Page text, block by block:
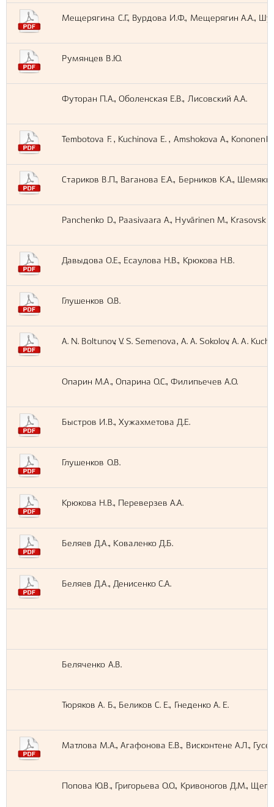
Мещерягина С.Г., Вурдова И.Ф., Мещерягин А.А.,
Румянцев В.Ю.
Футоран П.А., Оболенская Е.В., Лисовский А.А.
Tembotova F. , Kuchinova E. , Amshokova A.,
Стариков В.П., Ваганова Е.А., Берников К.А.,
Panchenko D., Paasivaara A., Hyvärinen M., Krasovskij
Давыдова О.Е., Есаулова Н.В., Крюкова Н.В.
Глушенков О.В.
A. N. Boltunov, V. S. Semenova, A. A. Sokolov, A. A.
Опарин М.А., Опарина О.С., Филипьечев А.О.
Быстров И.В., Хужахметова Д.Е.
Глушенков О.В.
Крюкова Н.В., Переверзев А.А.
Беляев Д.А., Коваленко Д.Б.
Беляев Д.А., Денисенко С.А.
Беляченко А.В.
Тюряков А. Б., Беликов С. Е., Гнеденко А. Е.
Матлова М.А., Агафонова Е.В., Висконтене А.Л.,
Попова Ю.В., Григорьева О.О., Кривоногов Д.М.,